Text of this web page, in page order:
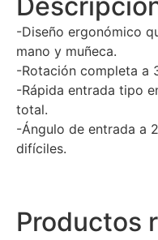
-Diseño ergonómico
mano y muñeca.
-Rotación completa a
-Rápida entrada tipo
total.
-Ángulo de entrada a
difíciles.
Productos